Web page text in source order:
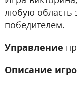
любую область
победителем.
Управление
Описание